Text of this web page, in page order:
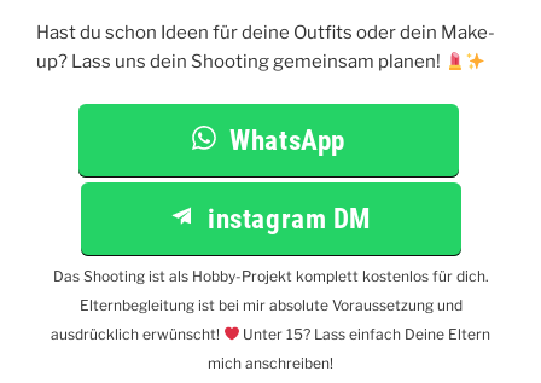
Hast du schon Ideen für deine Outfits oder dein Make-
up? Lass uns dein Shooting gemeinsam planen!
WhatsApp
instagram DM
Das Shooting ist als Hobby-Projekt komplett kostenlos für dich.
Elternbegleitung ist bei mir absolute Voraussetzung und
ausdrücklich erwünscht!
Unter 15? Lass einfach Deine Eltern
mich anschreiben!